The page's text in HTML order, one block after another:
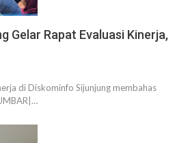
Gelar Rapat Evaluasi Kinerja,
di Diskominfo Sijunjung membahas